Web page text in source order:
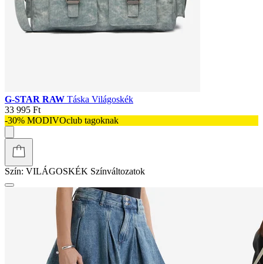
G-STAR RAW Táska Világoskék
33 995 Ft
-30% MODIVOclub tagoknak
Szín: VILÁGOSKÉK Színváltozatok